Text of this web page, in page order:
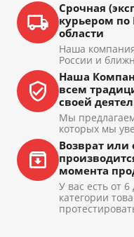
Срочная
курьером по
области
Наша
России и
Наша
всем
своей
Мы
которых мы
Возврат или
момента
У вас есть от
категории